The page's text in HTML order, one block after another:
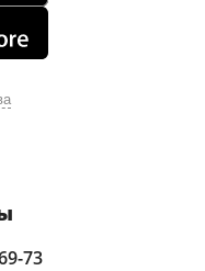
73